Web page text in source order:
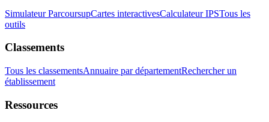
Simulateur ParcoursupCartes interactivesCalculateur IPSTous les
outils
Classements
Tous les classementsAnnuaire par départementRechercher un
établissement
Ressources